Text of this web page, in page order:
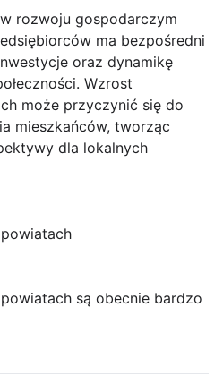
rozwoju gospodarczym
ma bezpośredni
oraz dynamikę
Wzrost
może przyczynić się do
mieszkańców, tworząc
dla lokalnych
są obecnie bardzo